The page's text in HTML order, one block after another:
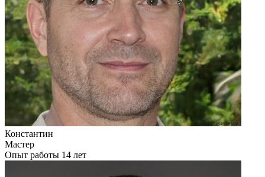
Константин
Мастер
Опыт работы 14 лет